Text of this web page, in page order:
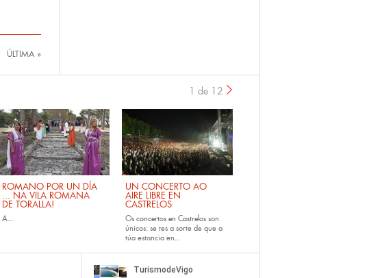
ÚLTIMA »
ROMANO POR UN DÍA
... NA VILA ROMANA
DE TORALLA!
A...
UN CONCERTO AO
AIRE LIBRE EN
CASTRELOS
Os concertos en Castrelos son
únicos: se tes a sorte de que a
túa estancia en...
1 de 12